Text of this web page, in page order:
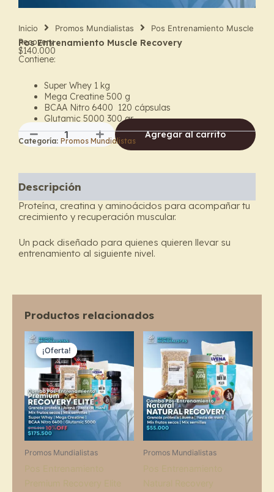
Inicio Promos Mundialistas
Pos Entrenamiento Muscle
Recovery
Pos Entrenamiento Muscle Recovery
$140.000
Contiene:
Super Whey 1 kg
Mega Creatine 500 g
BCAA Nitro 6400 120 cápsulas
Glutamic 5000 300 gr
Pos
cantidad
Agregar al carrito
Categoría: Promos Mundialistas
Descripción
Proteína, creatina y aminoácidos para acompañar tu
crecimiento y recuperación muscular.
Un pack diseñado para quienes quieren llevar su
entrenamiento al siguiente nivel.
Productos relacionados
¡Oferta!
¡Oferta!
Promos Mundialistas
price
was:
$195.000.$175.500.
Promos Mundialistas